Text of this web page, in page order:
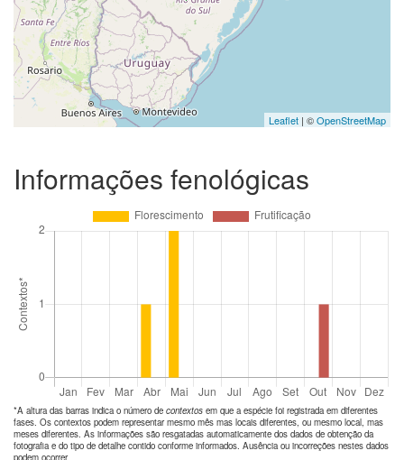
Leaflet | ©OpenStreetMap
Informações fenológicas
*A altura das barras indica o número de contextos em que a espécie foi registrada em diferentes
fases. Os contextos podem representar mesmo mês mas locais diferentes, ou mesmo local, mas
meses diferentes. As informações são resgatadas automaticamente dos dados de obtenção da
fotografia e do tipo de detalhe contido conforme informados. Ausência ou incorreções nestes dados
podem ocorrer.